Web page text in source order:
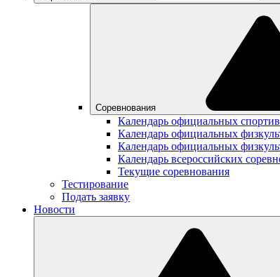
Соревнования
Календарь официальных
Календарь официальных
Календарь официальных
Календарь всероссийских
Текущие соревнования
Тестирование
Подать заявку
Новости